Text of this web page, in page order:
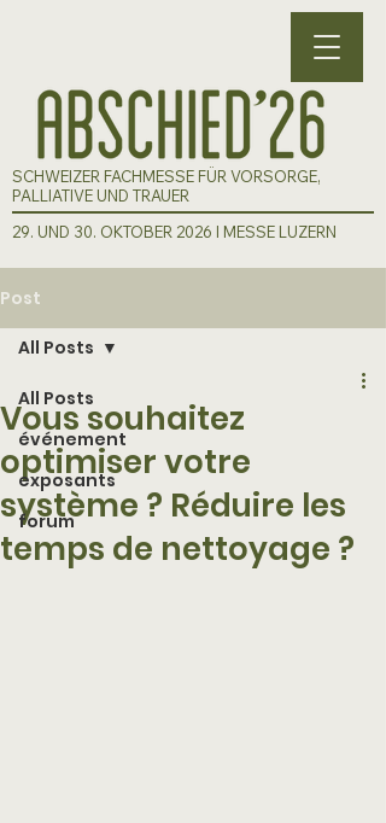
SCHWEIZER FACHMESSE FÜR VORSORGE,
PALLIATIVE UND TRAUER
29. UND 30. OKTOBER 2026 I MESSE LUZERN
Post
All Posts
événement
exposants
forum
All Posts
Vous souhaitez
optimiser votre
système ? Réduire les
temps de nettoyage ?